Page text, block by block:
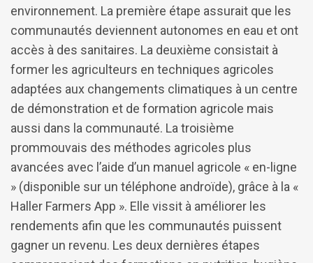
environnement. La première étape assurait que les
communautés deviennent autonomes en eau et ont
accès à des sanitaires. La deuxième consistait à
former les agriculteurs en techniques agricoles
adaptées aux changements climatiques à un centre
de démonstration et de formation agricole mais
aussi dans la communauté. La troisième
prommouvais des méthodes agricoles plus
avancées avec l’aide d’un manuel agricole « en-ligne
» (disponible sur un téléphone androïde), grâce à la «
Haller Farmers App ». Elle vissit à améliorer les
rendements afin que les communautés puissent
gagner un revenu. Les deux dernières étapes